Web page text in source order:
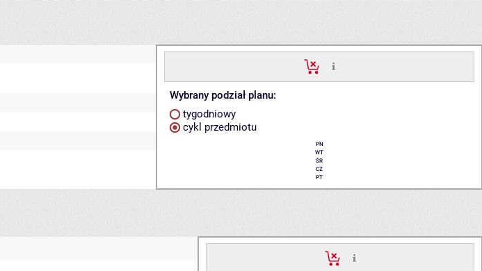
Wybrany podział planu:
tygodniowy
cykl przedmiotu
PN
WT
ŚR
CZ
PT